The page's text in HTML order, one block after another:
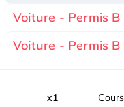
Voiture - Permis
Voiture - Permis
x1